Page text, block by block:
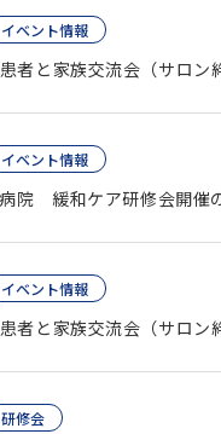
イベント情報
者と家族交流会（サロン
イベント情報
院 緩和ケア研修会開催
イベント情報
者と家族交流会（サロン
研修会